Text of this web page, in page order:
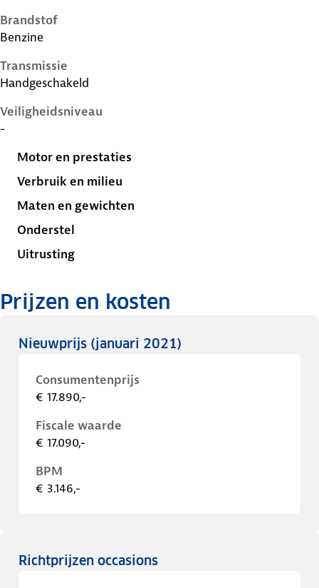
Brandstof
Benzine
Transmissie
Handgeschakeld
Veiligheidsniveau
-
Motor en prestaties
Verbruik en milieu
Maten en gewichten
Onderstel
Uitrusting
Prijzen en kosten
Nieuwprijs (januari 2021)
Consumentenprijs
€ 17.890,-
Fiscale waarde
€ 17.090,-
BPM
€ 3.146,-
Richtprijzen occasions